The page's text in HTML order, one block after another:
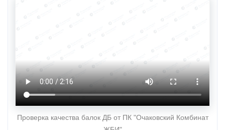
Проверка качества балок ДБ от ПК "Очаковский Комбинат